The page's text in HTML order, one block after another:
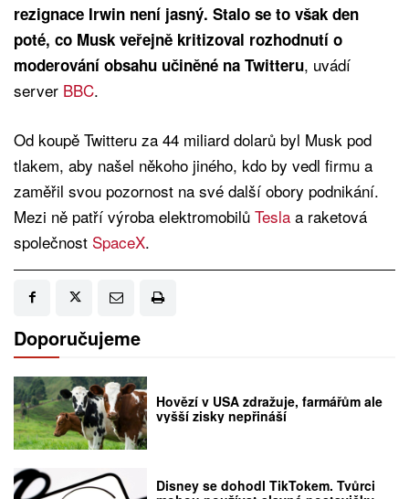
rezignace Irwin není jasný. Stalo se to však den
poté, co Musk veřejně kritizoval rozhodnutí o
moderování obsahu učiněné na Twitteru, uvádí
server BBC.
Od koupě Twitteru za 44 miliard dolarů byl Musk pod
tlakem, aby našel někoho jiného, kdo by vedl firmu a
zaměřil svou pozornost na své další obory podnikání.
Mezi ně patří výroba elektromobilů Tesla a raketová
společnost SpaceX.
Doporučujeme
Hovězí v USA zdražuje, farmářům ale
vyšší zisky nepřináší
Disney se dohodl TikTokem. Tvůrci